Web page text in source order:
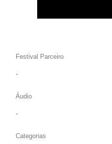
Festival Parceiro
-
Áudio
-
Categorias